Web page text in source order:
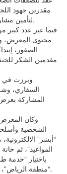
مقدرين جهود
لتأمين مشاركة ناجحة لهم بكل المقاييس وفتح أسواق جديدة لهم.
فيما عبر عدد كبير
محتوى
الصقور،
مقدمين الشكر
وبرزت في
السفاري،
المشاركة
وكان المعرض
الشخصية
“أبشر”
المواعيد”، ثم
باختيار “خدمة
“منطقة الرياض”، وأخيراً اختيار الفرع: معرض الصقور والصيد السعودي.